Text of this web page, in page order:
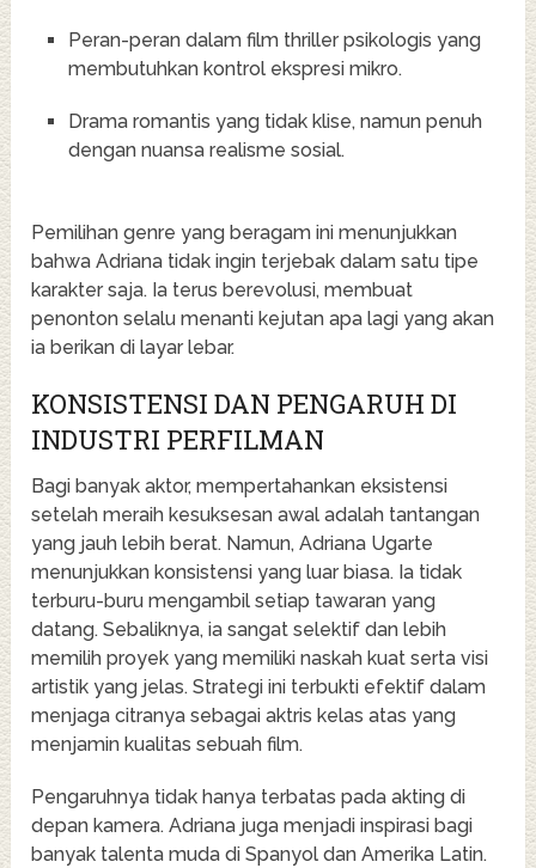
Peran-peran dalam film thriller psikologis yang
membutuhkan kontrol ekspresi mikro.
Drama romantis yang tidak klise, namun penuh
dengan nuansa realisme sosial.
Pemilihan genre yang beragam ini menunjukkan
bahwa Adriana tidak ingin terjebak dalam satu tipe
karakter saja. Ia terus berevolusi, membuat
penonton selalu menanti kejutan apa lagi yang akan
ia berikan di layar lebar.
KONSISTENSI DAN PENGARUH DI
INDUSTRI PERFILMAN
Bagi banyak aktor, mempertahankan eksistensi
setelah meraih kesuksesan awal adalah tantangan
yang jauh lebih berat. Namun, Adriana Ugarte
menunjukkan konsistensi yang luar biasa. Ia tidak
terburu-buru mengambil setiap tawaran yang
datang. Sebaliknya, ia sangat selektif dan lebih
memilih proyek yang memiliki naskah kuat serta visi
artistik yang jelas. Strategi ini terbukti efektif dalam
menjaga citranya sebagai aktris kelas atas yang
menjamin kualitas sebuah film.
Pengaruhnya tidak hanya terbatas pada akting di
depan kamera. Adriana juga menjadi inspirasi bagi
banyak talenta muda di Spanyol dan Amerika Latin.